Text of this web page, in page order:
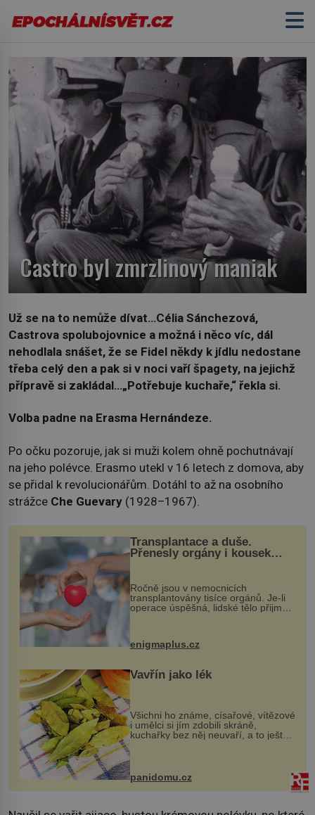
Castro byl zmrzlinový maniak
Už se na to nemůže dívat…Célia Sánchezová,
Castrova spolubojovnice a možná i něco víc, dál
nehodlala snášet, že se Fidel někdy k jídlu nedostane
třeba celý den a pak si v noci vaří špagety, na jejichž
přípravě si zakládal…„Potřebuje kuchaře,“ řekla si.
Volba padne na Erasma Hernándeze.
Po očku pozoruje, jak si muži kolem ohně pochutnávají
na jeho polévce. Erasmo utekl v 16 letech z domova, aby
se přidal k revolucionářům. Dotáhl to až na osobního
strážce Che Guevary (1928–1967).
Transplantace a duše.
Přenesly orgány i kousek
Ročně jsou v nemocnicích
transplantovány tisíce orgánů. Je-li
operace úspěšná, lidské tělo přijme
enigmaplus.cz
Vavřín jako lék
Všichni ho známe, císařové, vítězové
i umělci si jím zdobili skráně,
kuchařky bez něj neuvaří, a to ještě
nevíte, že bobkový list může výrazně
zmírnit některé naše neduhy.
Obsahuje v malém množství ně...
panidomu.cz